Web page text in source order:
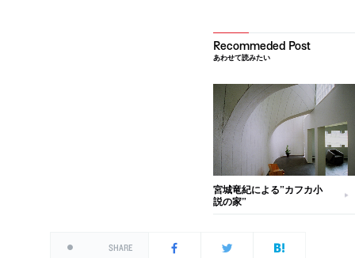
あわせて読みたい
宮城竜紀による”カフカ小
説の家”
SHARE